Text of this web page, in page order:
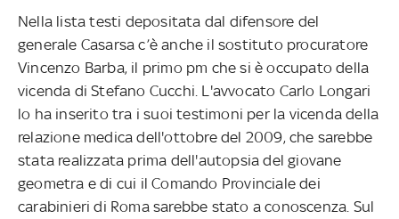
Nella lista testi depositata dal difensore del
generale Casarsa c’è anche il sostituto procuratore
Vincenzo Barba, il primo pm che si è occupato della
vicenda di Stefano Cucchi. L'avvocato Carlo Longari
lo ha inserito tra i suoi testimoni per la vicenda della
relazione medica dell'ottobre del 2009, che sarebbe
stata realizzata prima dell'autopsia del giovane
geometra e di cui il Comando Provinciale dei
carabinieri di Roma sarebbe stato a conoscenza. Sul